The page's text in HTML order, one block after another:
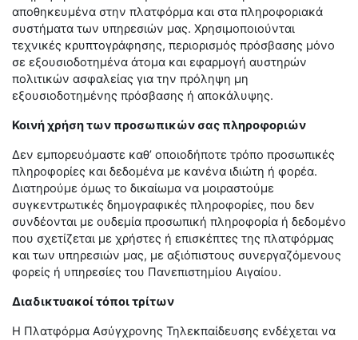
αποθηκευμένα στην πλατφόρμα και στα πληροφοριακά
συστήματα των υπηρεσιών μας. Χρησιμοποιούνται
τεχνικές κρυπτογράφησης, περιορισμός πρόσβασης μόνο
σε εξουσιοδοτημένα άτομα και εφαρμογή αυστηρών
πολιτικών ασφαλείας για την πρόληψη μη
εξουσιοδοτημένης πρόσβασης ή αποκάλυψης.
Κοινή χρήση των προσωπικών σας πληροφοριών
Δεν εμπορευόμαστε καθ’ οποιοδήποτε τρόπο προσωπικές
πληροφορίες και δεδομένα με κανένα ιδιώτη ή φορέα.
Διατηρούμε όμως το δικαίωμα να μοιραστούμε
συγκεντρωτικές δημογραφικές πληροφορίες, που δεν
συνδέονται με ουδεμία προσωπική πληροφορία ή δεδομένο
που σχετίζεται με χρήστες ή επισκέπτες της πλατφόρμας
και των υπηρεσιών μας, με αξιόπιστους συνεργαζόμενους
φορείς ή υπηρεσίες του Πανεπιστημίου Αιγαίου.
Διαδικτυακοί τόποι τρίτων
H Πλατφόρμα Ασύγχρονης Τηλεκπαίδευσης ενδέχεται να